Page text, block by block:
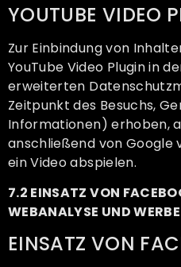
YOUTUBE VIDEO
Zur Einbindung von
YouTube Video Plugin in
erweiterten
Zeitpunkt des Besuchs,
Informationen) erhoben,
anschließend von Google
ein Video abspielen.
7.2 EINSATZ VON
WEBANALYSE UND
EINSATZ VON